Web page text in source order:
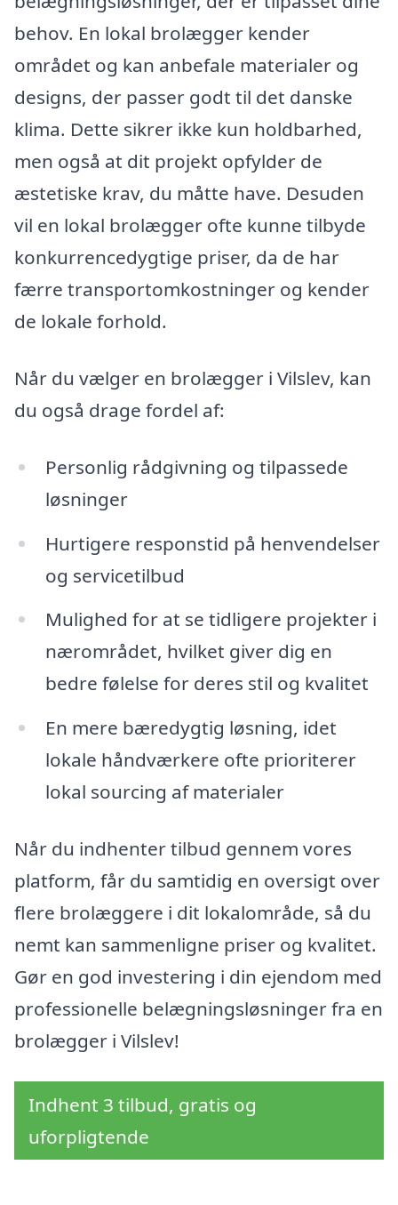
behov. En lokal brolægger kender
området og kan anbefale materialer og
designs, der passer godt til det danske
klima. Dette sikrer ikke kun holdbarhed,
men også at dit projekt opfylder de
æstetiske krav, du måtte have. Desuden
vil en lokal brolægger ofte kunne tilbyde
konkurrencedygtige priser, da de har
færre transportomkostninger og kender
de lokale forhold.
Når du vælger en brolægger i Vilslev, kan
du også drage fordel af:
Personlig rådgivning og tilpassede
løsninger
Hurtigere responstid på henvendelser
og servicetilbud
Mulighed for at se tidligere projekter i
nærområdet, hvilket giver dig en
bedre følelse for deres stil og kvalitet
En mere bæredygtig løsning, idet
lokale håndværkere ofte prioriterer
lokal sourcing af materialer
Når du indhenter tilbud gennem vores
platform, får du samtidig en oversigt over
flere brolæggere i dit lokalområde, så du
nemt kan sammenligne priser og kvalitet.
Gør en god investering i din ejendom med
professionelle belægningsløsninger fra en
brolægger i Vilslev!
Indhent 3 tilbud, gratis og
uforpligtende